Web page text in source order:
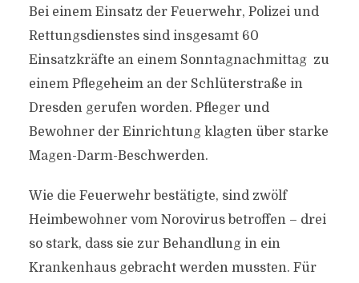
Bei einem Einsatz der Feuerwehr, Polizei und
Rettungsdienstes sind insgesamt 60
Einsatzkräfte an einem Sonntagnachmittag zu
einem Pflegeheim an der Schlüterstraße in
Dresden gerufen worden. Pfleger und
Bewohner der Einrichtung klagten über starke
Magen-Darm-Beschwerden.
Wie die Feuerwehr bestätigte, sind zwölf
Heimbewohner vom Norovirus betroffen – drei
so stark, dass sie zur Behandlung in ein
Krankenhaus gebracht werden mussten. Für